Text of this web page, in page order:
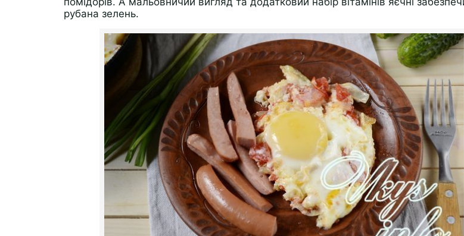
рубана зелень.